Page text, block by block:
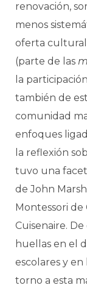
renovación,
menos
oferta cultural
(parte de las
la
también de
comunidad
enfoques
la reflexión
tuvo una
de John
Montessori de
Cuisenaire.
huellas en el
escolares y
torno a esta